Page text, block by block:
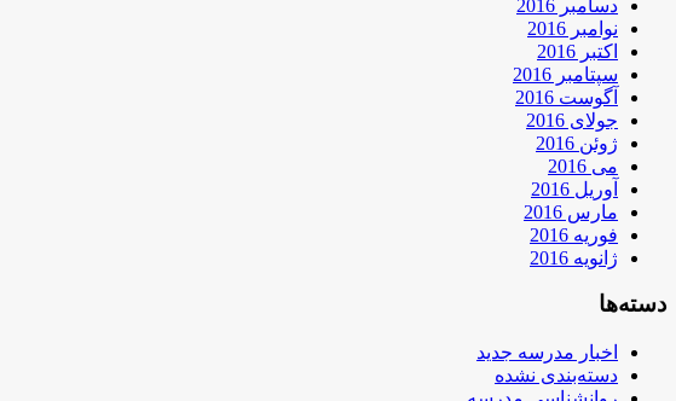
دسامبر 2016
نوامبر 2016
اکتبر 2016
سپتامبر 2016
آگوست 2016
جولای 2016
ژوئن 2016
می 2016
آوریل 2016
مارس 2016
فوریه 2016
ژانویه 2016
دسته‌ها
اخبار مدرسه جدید
دسته‌بندی نشده